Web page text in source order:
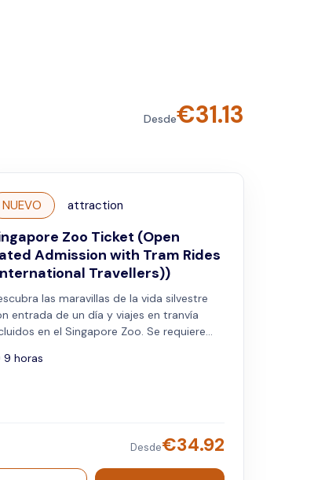
Desde€31.13
NUEVO attraction
Zoo Ticket (Open
Admission with Tram Rides
Travellers))
las maravillas de la vida silvestre
entrada de un día y viajes en tranvía
en el Singapore Zoo. Se requiere
9 horas
Desde€34.92